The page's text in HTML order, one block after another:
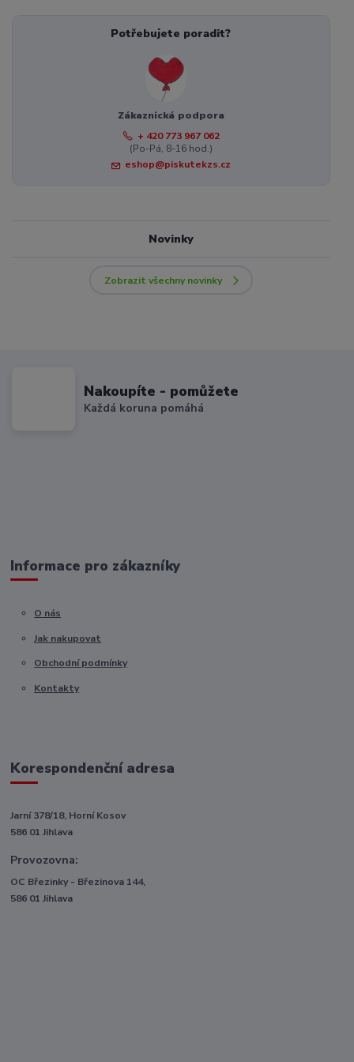
Potřebujete poradit?
Zákaznická podpora
+ 420 773 967 062
(Po-Pá, 8-16 hod.)
eshop@piskutekzs.cz
Novinky
Zobrazit všechny novinky
Nakoupíte - pomůžete
Každá koruna pomáhá
Informace pro zákazníky
O nás
Jak nakupovat
Obchodní podmínky
Kontakty
Korespondenční adresa
Jarní 378/18, Horní Kosov
586 01 Jihlava
Provozovna:
OC Březinky - Březinova 144,
586 01 Jihlava